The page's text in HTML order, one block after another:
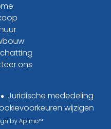
ons
Juridische mededeling
wijzigen
byApimo™